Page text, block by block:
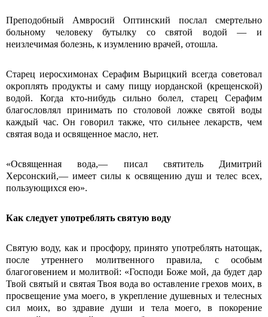
Преподобный Амвросий Оптинский послал смертельно
больному человеку бутылку со святой во­дой — и
неизлечимая болезнь, к изумле­нию врачей, отошла.
Старец иеросхимонах Серафим Вырицкий всегда советовал
окроплять про­дукты и саму пищу иорданской (крещен­ской)
водой. Когда кто-нибудь сильно болел, старец Серафим
благословлял принимать по столовой ложке святой воды
каждый час. Он говорил также, что сильнее лекарств, чем
святая вода и освященное масло, нет.
«Освященная вода,— писал святитель Димитрий
Херсонский,— имеет силы к освящению душ и телес всех,
поль­зующихся ею».
Как следует употреблять святую воду
Святую воду, как и просфору, принято употреблять натощак,
после утреннего молитвенного правила, с особым
благоговением и молитвой: «Господи Боже мой, да будет дар
Твой святый и святая Твоя вода во оставление грехов моих, в
просвещение ума моего, в укрепление душевных и телесных
сил моих, во здравие души и тела моего, в покорение